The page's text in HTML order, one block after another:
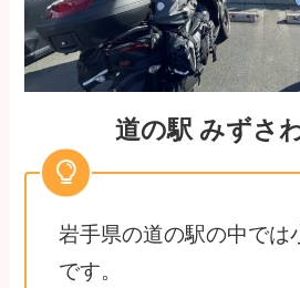
道の駅 みずさ
岩手県の道の駅の中では
です。